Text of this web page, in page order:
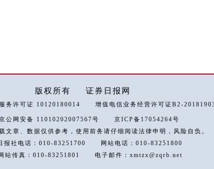
版权所有 证券日报网
务许可证 10120180014 增值电信业务经营许可证B2-
公网安备 11010202007567号
京ICP备17054264号
文章、数据仅供参考，使用前务请仔细阅读法律申明，风险自负。
报社电话：010-83251700
网站电话：010-83251800
站传真：010-83251801
电子邮件：xmtzx@zqrb.net